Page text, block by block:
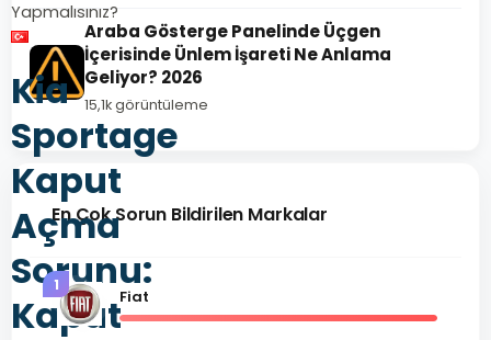
Yapmalısınız?
Kia
Sportage
Kaput
Açma
Sorunu:
Kaput
Araba Gösterge Panelinde Üçgen
İçerisinde Ünlem İşareti Ne Anlama
Geliyor? 2026
15,1k görüntüleme
En Çok Sorun Bildirilen Markalar
1
Fiat